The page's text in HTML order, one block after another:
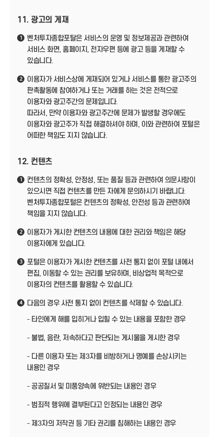
11. 광고의 게재
1
벤처투자종합포탈은 서비스의 운영 및 정보제공과 관련하여
서비스 화면, 홈페이지, 전자우편 등에 광고 등을 게재할 수
있습니다.
2
이용자가 서비스상에 게재되어 있거나 서비스를 통한 광고주의
판촉활동에 참여하거나 또는 거래를 하는 것은 전적으로
이용자와 광고주간의 문제입니다.
따라서, 만약 이용자와 광고주간에 문제가 발생할 경우에도
이용자와 광고주가 직접 해결하셔야 하며, 이와 관련하여 포털은
어떠한 책임도 지지 않습니다.
12. 컨텐츠
1
컨텐츠의 정확성, 안정성, 또는 품질 등과 관련하여 의문사항이
있으시면 직접 컨텐츠를 만든 자에게 문의하시기 바랍니다.
벤처투자종합포털은 컨텐츠의 정확성, 안전성 등과 관련하여
책임을 지지 않습니다.
2
이용자가 게시한 컨텐츠의 내용에 대한 권리와 책임은 해당
이용자에게 있습니다.
3
포털은 이용자가 게시한 컨텐츠를 사전 통지 없이 포털 내에서
편집, 이동할 수 있는 권리를 보유하며, 비상업적 목적으로
이용자의 컨텐츠를 활용할 수 있습니다.
4
다음의 경우 사전 통지 없이 컨텐츠를 삭제할 수 있습니다.
- 타인에게 해를 입히거나 입힐 수 있는 내용을 포함한 경우
- 불법, 음란, 저속하다고 판단되는 게시물을 게시한 경우
- 다른 이용자 또는 제3자를 비방하거나 명예를 손상시키는
내용인 경우
- 공공질서 및 미풍양속에 위반되는 내용인 경우
- 범죄적 행위에 결부된다고 인정되는 내용인 경우
- 제3자의 저작권 등 기타 권리를 침해하는 내용인 경우